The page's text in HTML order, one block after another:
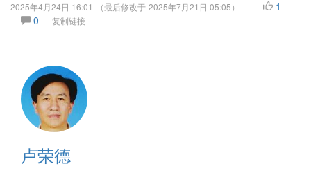
2025年4月24日 16:01 （最后修改于 2025年7月21日 05:05）
1
0
复制链接
卢荣德